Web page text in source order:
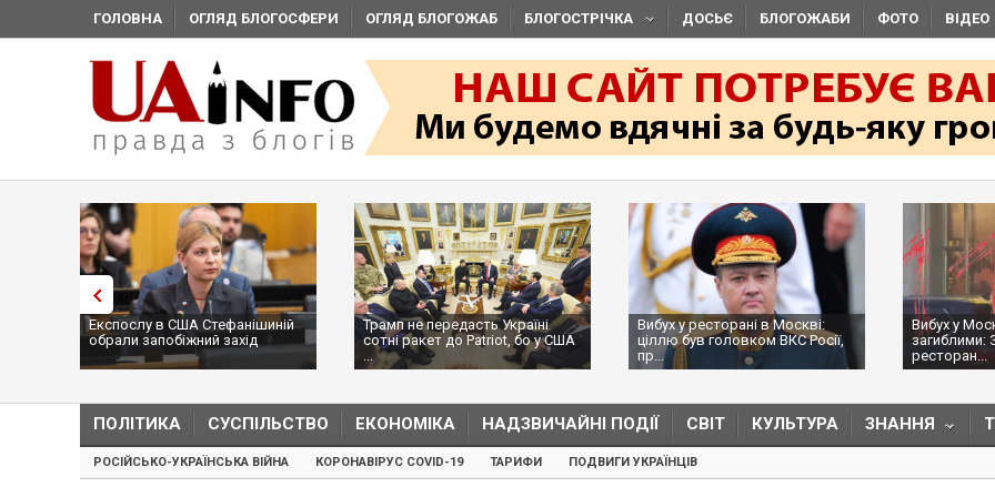
ГОЛОВНА ОГЛЯД БЛОГОСФЕРИ ОГЛЯД БЛОГОЖАБ БЛОГОСТРІЧКА ДОСЬЄ БЛОГОЖАБИ ФОТО ВІДЕО
Експослу в США Стефанішиній
обрали запобіжний захід
Трамп не передасть Україні
сотні ракет до Patriot, бо у США
...
Вибух у ресторані в Москві:
ціллю був головком ВКС Росії,
пр...
Вибух у
загиблими:
ресторан...
ПОЛІТИКА СУСПІЛЬСТВО ЕКОНОМІКА НАДЗВИЧАЙНІ ПОДІЇ СВІТ КУЛЬТУРА ЗНАННЯ
РОСІЙСЬКО-УКРАЇНСЬКА ВІЙНА КОРОНАВІРУС COVID-19 ТАРИФИ ПОДВИГИ УКРАЇНЦІВ